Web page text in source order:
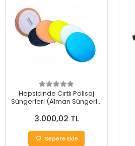
Hepsicinde Cırtlı Polisaj
Süngerleri (Alman Süngerli)
3.000,02 TL
Sepete Ekle